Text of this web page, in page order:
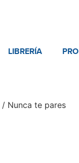
LIBRERÍA PRO
/ Nunca te pares